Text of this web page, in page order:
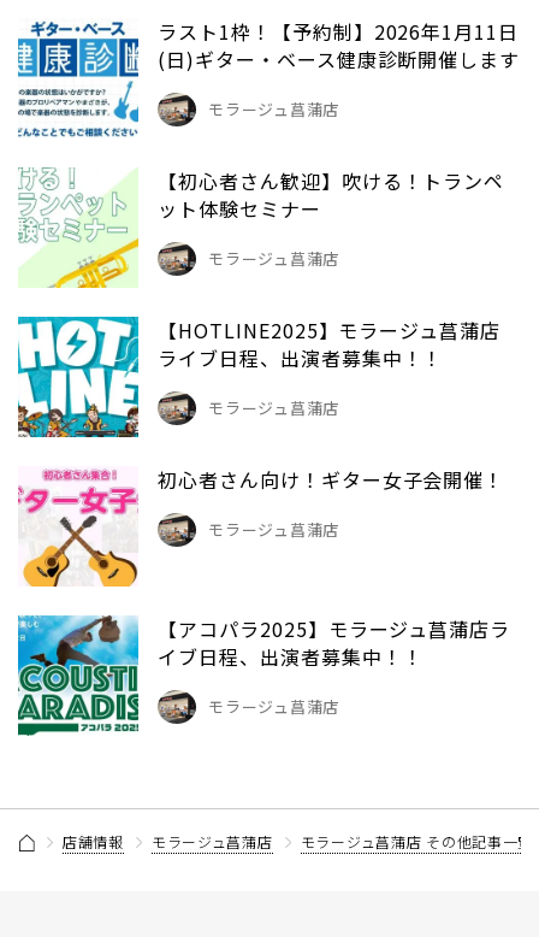
ラスト1枠！【予約制】2026年1月11日
(日)ギター・ベース健康診断開催します
モラージュ菖蒲店
【初心者さん歓迎】吹ける！トランペ
ット体験セミナー
モラージュ菖蒲店
【HOTLINE2025】モラージュ菖蒲店
ライブ日程、出演者募集中！！
モラージュ菖蒲店
初心者さん向け！ギター女子会開催！
モラージュ菖蒲店
【アコパラ2025】モラージュ菖蒲店ラ
イブ日程、出演者募集中！！
モラージュ菖蒲店
店舗情報 モラージュ菖蒲店 モラージュ菖蒲店 その他記事一覧